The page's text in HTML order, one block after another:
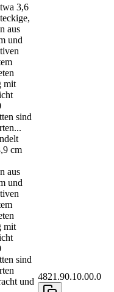
3,6
aus
und
mit
sind
...
cm
aus
und
mit
sind
und 4821.90.10.00.0